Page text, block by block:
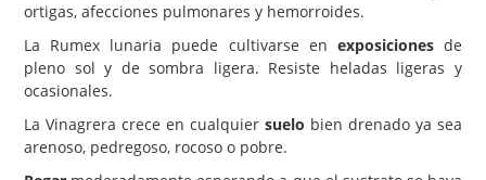
ortigas, afecciones pulmonares y hemorroides.
La Rumex lunaria puede cultivarse en exposicionesde
pleno sol y de sombra ligera. Resiste heladas ligeras y
ocasionales.
La Vinagrera crece en cualquier suelo bien drenado ya sea
arenoso, pedregoso, rocoso o pobre.